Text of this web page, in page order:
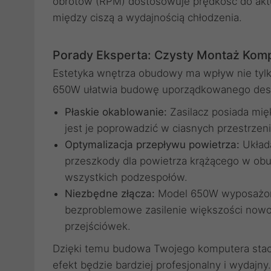
między ciszą a wydajnością chłodzenia.
Porady Eksperta: Czysty Montaż
Estetyka wnętrza obudowy ma wpływ nie
650W ułatwia budowę uporządkowanego
Płaskie okablowanie: Zasilacz posiada
jest je poprowadzić w ciasnych
Optymalizacja przepływu powietrza:
przeszkody dla powietrza krążącego w
wszystkich podzespołów.
Niezbędne złącza: Model 650W
bezproblemowe zasilenie większości
przejściówek.
Dzięki temu budowa Twojego komputera
efekt będzie bardziej profesjonalny i wydajny.